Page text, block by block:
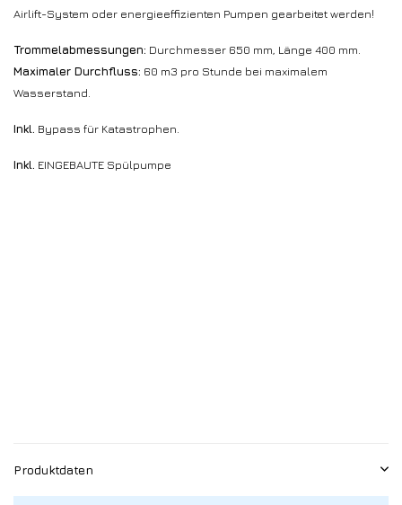
Airlift-System oder energieeffizienten Pumpen gearbeitet werden!
Trommelabmessungen: Durchmesser 650 mm, Länge 400 mm.
Maximaler Durchfluss: 60 m3 pro Stunde bei maximalem
Wasserstand.
Inkl. Bypass für Katastrophen.
Inkl. EINGEBAUTE Spülpumpe
Produktdaten